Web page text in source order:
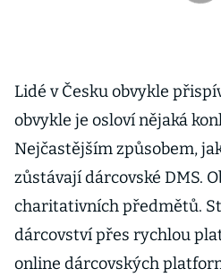
Lidé v Česku obvykle
obvykle je osloví nějaká
Nejčastějším způsobem,
zůstávají dárcovské DMS.
charitativních předmětů.
dárcovství přes rychlou
online dárcovských